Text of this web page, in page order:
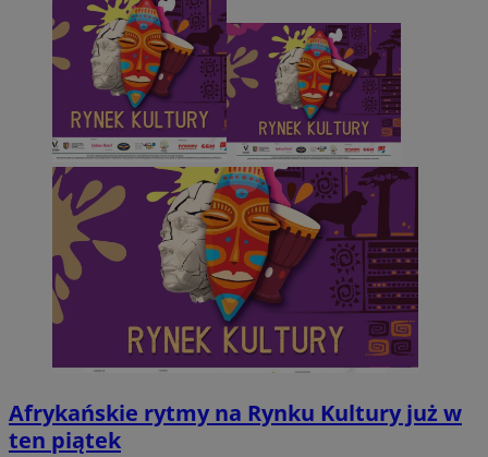
Afrykańskie rytmy na Rynku Kultury już w
ten piątek